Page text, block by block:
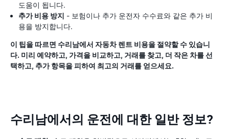
도움이 됩니다.
추가 비용 방지 - 보험이나 추가 운전자 수수료와 같은 추가 비
용을 방지합니다.
이 팁을 따르면 수리남에서 자동차 렌트 비용을 절약할 수 있습니
다. 미리 예약하고, 가격을 비교하고, 거래를 찾고, 더 작은 차를 선
택하고, 추가 항목을 피하여 최고의 거래를 얻으세요.
수리남에서의 운전에 대한 일반 정보?